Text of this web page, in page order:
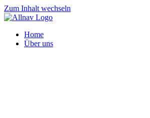
Zum Inhalt wechseln
Home
Über uns